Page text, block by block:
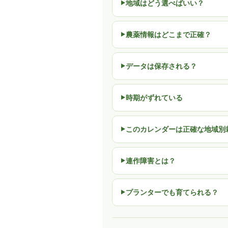
地域はどう選べばいい？
農薬情報はどこまで正確？
データは保存される？
時期がずれている
このカレンダーは正確な地域別
連作障害とは？
プランターでも育てられる？